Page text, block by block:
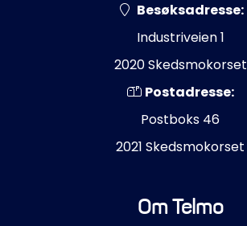
Besøksadresse:
Industriveien 1
2020 Skedsmokorset
Postadresse:
Postboks 46
2021 Skedsmokorset
Om Telmo